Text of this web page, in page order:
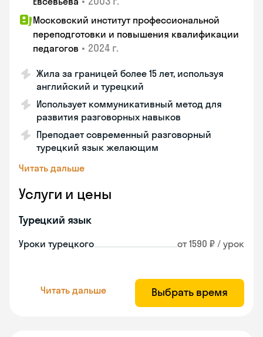
Московский институт профессиональной
переподготовки и повышения квалификации
педагогов • 2024 г.
Жила за границей более 15 лет, используя
английский и турецкий
Использует коммуникативный метод для
развития разговорных навыков
Преподает современный разговорный
турецкий язык желающим
Читать дальше
Услуги и цены
Турецкий язык
Уроки турецкого от 1590 ₽ / урок
Читать дальше Выбрать время